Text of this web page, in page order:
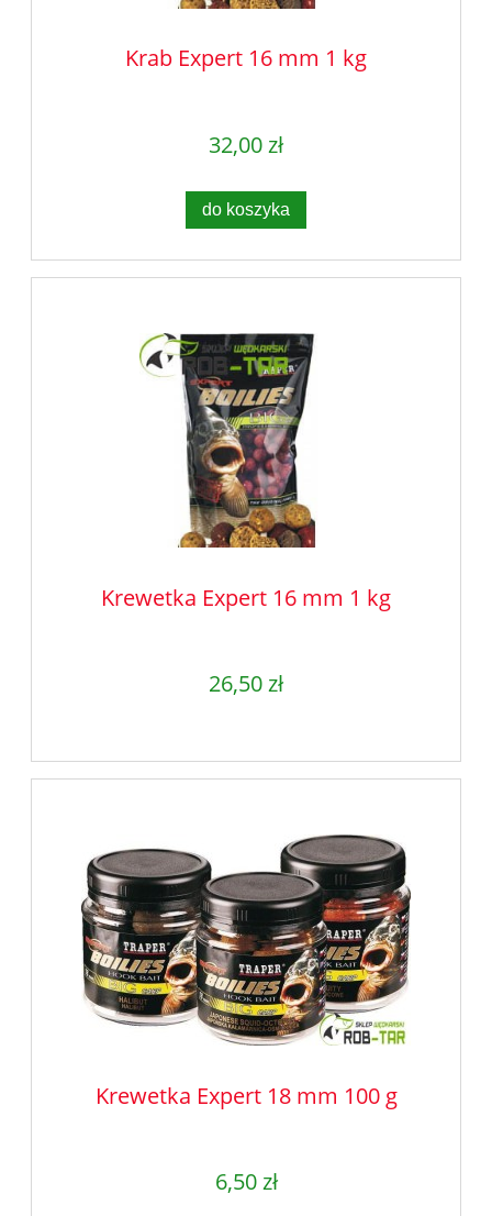
Krab Expert 16 mm 1 kg
32,00 zł
do koszyka
Krewetka Expert 16 mm 1 kg
26,50 zł
Krewetka Expert 18 mm 100 g
6,50 zł